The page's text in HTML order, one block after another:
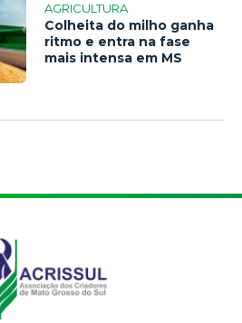
AGRICULTURA
Colheita do milho ganha
ritmo e entra na fase
mais intensa em MS